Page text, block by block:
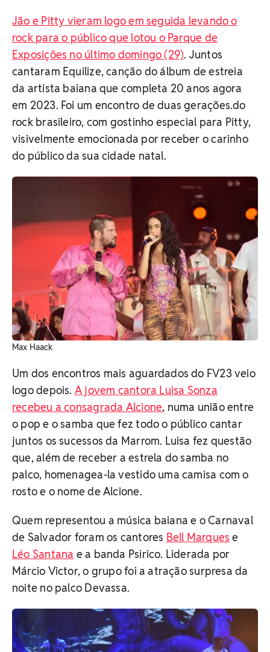
Jão e Pitty vieram logo em seguida levando o
rock para o público que lotou o Parque de
Exposições no último domingo (29). Juntos
cantaram Equilize, canção do álbum de estreia
da artista baiana que completa 20 anos agora
em 2023. Foi um encontro de duas gerações.do
rock brasileiro, com gostinho especial para Pitty,
visivelmente emocionada por receber o carinho
do público da sua cidade natal.
Max Haack
Um dos encontros mais aguardados do FV23 veio
logo depois. A jovem cantora Luisa Sonza
recebeu a consagrada Alcione, numa união entre
o pop e o samba que fez todo o público cantar
juntos os sucessos da Marrom. Luisa fez questão
que, além de receber a estrela do samba no
palco, homenagea-la vestido uma camisa com o
rosto e o nome de Alcione.
Quem representou a música baiana e o Carnaval
de Salvador foram os cantores Bell Marques e
Léo Santana e a banda Psirico. Liderada por
Márcio Victor, o grupo foi a atração surpresa da
noite no palco Devassa.